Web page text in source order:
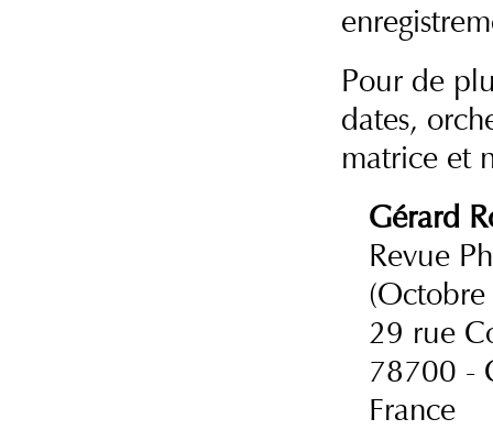
Pour de
dates,
matrice et
Gérard
Revue
29 rue
78700 -
France